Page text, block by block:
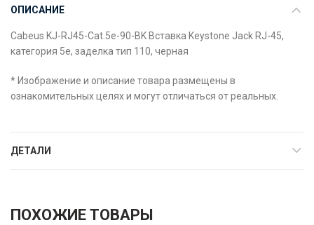
ОПИСАНИЕ
Cabeus KJ-RJ45-Cat.5e-90-BK Вставка Keystone Jack RJ-45,
категория 5e, заделка тип 110, черная
* Изображение и описание товара размещены в
ознакомительных целях и могут отличаться от реальных.
ДЕТАЛИ
ПОХОЖИЕ ТОВАРЫ